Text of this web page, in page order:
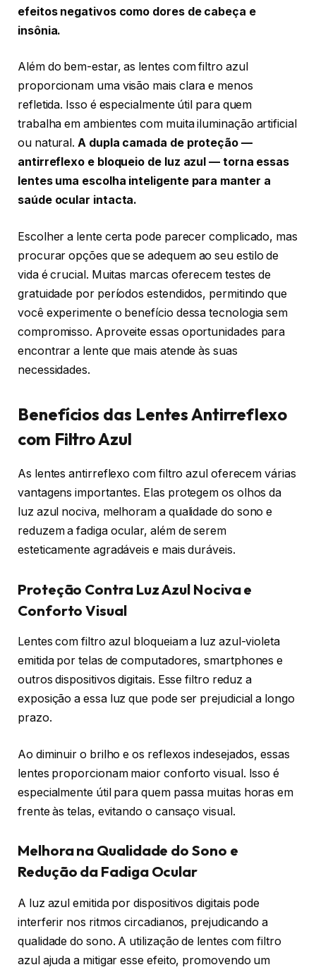
efeitos negativos como dores de cabeça e
insônia.
Além do bem-estar, as lentes com filtro azul
proporcionam uma visão mais clara e menos
refletida. Isso é especialmente útil para quem
trabalha em ambientes com muita iluminação artificial
ou natural.A dupla camada de proteção —
antirreflexo e bloqueio de luz azul — torna essas
lentes uma escolha inteligente para manter a
saúde ocular intacta.
Escolher a lente certa pode parecer complicado, mas
procurar opções que se adequem ao seu estilo de
vida é crucial. Muitas marcas oferecem testes de
gratuidade por períodos estendidos, permitindo que
você experimente o benefício dessa tecnologia sem
compromisso. Aproveite essas oportunidades para
encontrar a lente que mais atende às suas
necessidades.
Benefícios das Lentes Antirreflexo
com Filtro Azul
As lentes antirreflexo com filtro azul oferecem várias
vantagens importantes. Elas protegem os olhos da
luz azul nociva, melhoram a qualidade do sono e
reduzem a fadiga ocular, além de serem
esteticamente agradáveis e mais duráveis.
Proteção Contra Luz Azul Nociva e
Conforto Visual
Lentes com filtro azul bloqueiam a luz azul-violeta
emitida por telas de computadores, smartphones e
outros dispositivos digitais. Esse filtro reduz a
exposição a essa luz que pode ser prejudicial a longo
prazo.
Ao diminuir o brilho e os reflexos indesejados, essas
lentes proporcionam maior conforto visual. Isso é
especialmente útil para quem passa muitas horas em
frente às telas, evitando o cansaço visual.
Melhora na Qualidade do Sono e
Redução da Fadiga Ocular
A luz azul emitida por dispositivos digitais pode
interferir nos ritmos circadianos, prejudicando a
qualidade do sono. A utilização de lentes com filtro
azul ajuda a mitigar esse efeito, promovendo um